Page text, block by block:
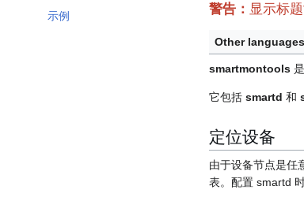
示例
警告： 显示标
Other
smartmontools
它包括 smartd 和
定位设备
由于设备节点是任
表。配置 smartd